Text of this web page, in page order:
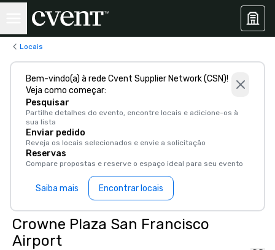
Locais
Bem-vindo(a) à rede Cvent Supplier Network (CSN)!
Veja como começar:
Pesquisar
Partilhe detalhes do evento, encontre locais e adicione-os à
sua lista
Enviar pedido
Reveja os locais selecionados e envie a solicitação
Reservas
Compare propostas e reserve o espaço ideal para seu evento
Saiba mais Encontrar locais
Crowne Plaza San Francisco
Airport